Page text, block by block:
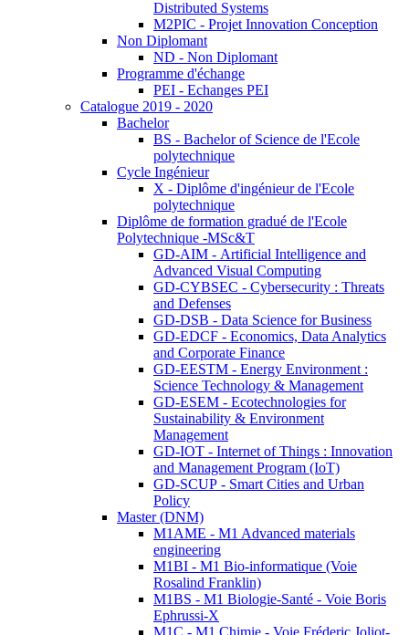
Distributed Systems
M2PIC - Projet Innovation Conception
Non Diplomant
ND - Non Diplomant
Programme d'échange
PEI - Echanges PEI
Catalogue 2019 - 2020
Bachelor
BS - Bachelor of Science de l'Ecole
polytechnique
Cycle Ingénieur
X - Diplôme d'ingénieur de l'Ecole
polytechnique
Diplôme de formation gradué de l'Ecole
Polytechnique -MSc&T
GD-AIM - Artificial Intelligence and
Advanced Visual Computing
GD-CYBSEC - Cybersecurity : Threats
and Defenses
GD-DSB - Data Science for Business
GD-EDCF - Economics, Data Analytics
and Corporate Finance
GD-EESTM - Energy Environment :
Science Technology & Management
GD-ESEM - Ecotechnologies for
Sustainability & Environment
Management
GD-IOT - Internet of Things : Innovation
and Management Program (IoT)
GD-SCUP - Smart Cities and Urban
Policy
Master (DNM)
M1AME - M1 Advanced materials
engineering
M1BI - M1 Bio-informatique (Voie
Rosalind Franklin)
M1BS - M1 Biologie-Santé - Voie Boris
Ephrussi-X
M1C - M1 Chimie - Voie Fréderic Joliot-